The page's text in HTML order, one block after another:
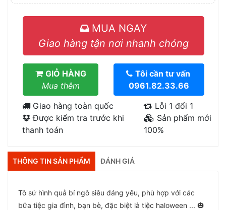
MUA NGAY
Giao hàng tận nơi nhanh chóng
GIỎ HÀNG
Mua thêm
Tôi cần tư vấn
0961.82.33.66
Giao hàng toàn quốc
Được kiểm tra trước khi
thanh toán
Lỗi 1 đổi 1
Sản phẩm mới
100%
THÔNG TIN SẢN PHẨM ĐÁNH GIÁ
Tô sứ hình quả bí ngô siêu đáng yêu, phù hợp với các
bữa tiệc gia đình, bạn bè, đặc biệt là tiệc haloween ... 🎃